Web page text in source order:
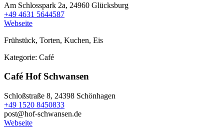
Am Schlosspark 2a, 24960 Glücksburg
+49 4631 5644587
Webseite
Frühstück, Torten, Kuchen, Eis
Kategorie: Café
Café Hof Schwansen
Schloßstraße 8, 24398 Schönhagen
+49 1520 8450833
post@hof-schwansen.de
Webseite